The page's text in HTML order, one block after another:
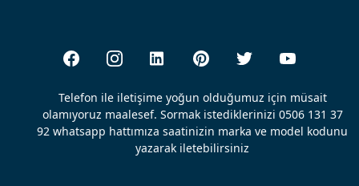
Telefon ile iletişime yoğun olduğumuz için müsait
olamıyoruz maalesef. Sormak istediklerinizi 0506 131 37
92 whatsapp hattımıza saatinizin marka ve model kodunu
yazarak iletebilirsiniz